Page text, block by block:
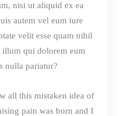
nisi ut aliquid ex ea
autem vel eum iure
velit esse quam nihil
illum qui dolorem eum
nulla pariatur?
all this mistaken idea of
pain was born and I